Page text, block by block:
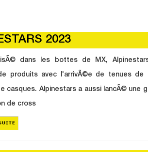
2023
dans les bottes de MX,
produits avec l'arrivÃ©e de tenues de
casques. Alpinestars a aussi lancÃ© une
de cross